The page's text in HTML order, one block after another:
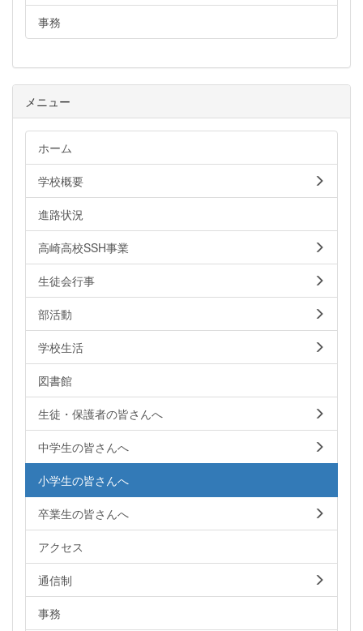
事務
メニュー
ホーム
学校概要
進路状況
高崎高校SSH事業
生徒会行事
部活動
学校生活
図書館
生徒・保護者の皆さんへ
中学生の皆さんへ
小学生の皆さんへ
卒業生の皆さんへ
アクセス
通信制
事務